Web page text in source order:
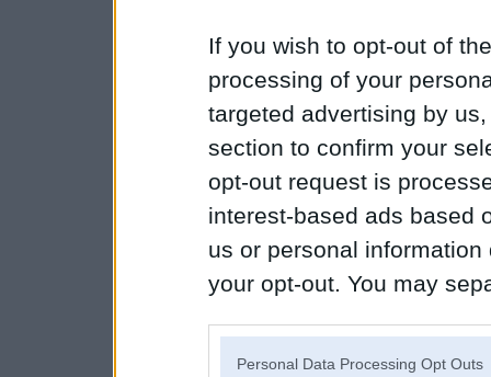
If you wish to opt-out of
processing of your
targeted advertising by
section to confirm your
opt-out request is
interest-based ads based
us or personal
your opt-out. You may
Personal Data Processing Opt Outs